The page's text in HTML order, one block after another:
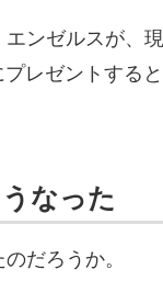
ンゼルスが、
レゼントする
なった
だろうか。